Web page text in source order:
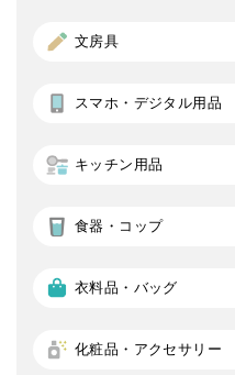
文房具
スマホ・デジタル用品
キッチン用品
食器・コップ
衣料品・バッグ
化粧品・アクセサリー